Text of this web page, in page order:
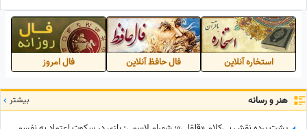
استخاره آنلاین فال حافظ آنلاین فال امروز
هنر و رسانه بیشتر